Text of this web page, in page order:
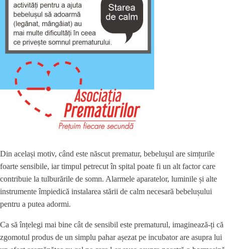
Din același motiv, când este născut prematur, bebelușul are simțurile
foarte sensibile, iar timpul petrecut în spital poate fi un alt factor care
contribuie la tulburările de somn. Alarmele aparatelor, luminile și alte
instrumente împiedică instalarea stării de calm necesară bebelușului
pentru a putea adormi.
Ca să înțelegi mai bine cât de sensibil este prematurul, imaginează-ți că
zgomotul produs de un simplu pahar așezat pe incubator are asupra lui